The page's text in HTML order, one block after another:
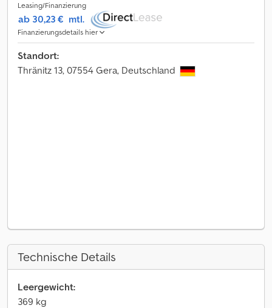
Leasing/Finanzierung
ab 30,23 € mtl.
Finanzierungsdetails hier
Standort:
Thränitz 13, 07554 Gera, Deutschland
Technische Details
Leergewicht:
369 kg